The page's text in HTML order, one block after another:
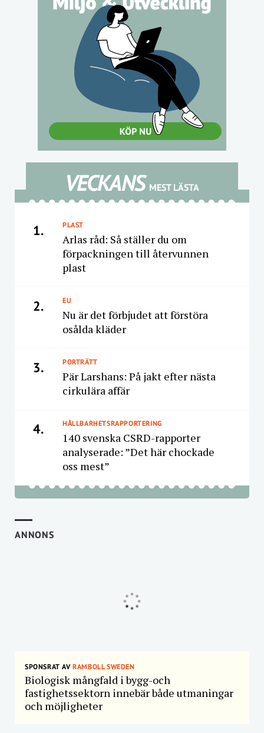
VECKANS MEST LÄSTA
1. PLAST
Arlas råd: Så ställer du om
förpackningen till återvunnen
plast
2. EU
Nu är det förbjudet att förstöra
osålda kläder
3. PORTRÄTT
Pär Larshans: På jakt efter nästa
cirkulära affär
4. HÅLLBARHETSRAPPORTERING
140 svenska CSRD-rapporter
analyserade: ”Det här chockade
oss mest”
ANNONS
SPONSRAT AVRAMBOLL SWEDEN
Biologisk mångfald i bygg-och
fastighetssektorn innebär både utmaningar
och möjligheter